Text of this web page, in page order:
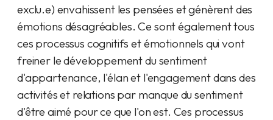
exclu.e) envahissent les pensées et génèrent des
émotions désagréables. Ce sont également tous
ces processus cognitifs et émotionnels qui vont
freiner le développement du sentiment
d'appartenance, l'élan et l'engagement dans des
activités et relations par manque du sentiment
d'être aimé pour ce que l'on est. Ces processus